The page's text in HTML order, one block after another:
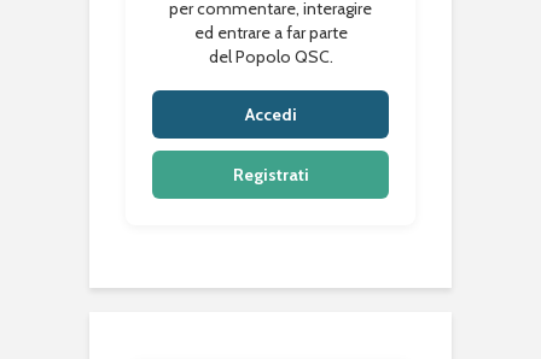
per commentare, interagire
ed entrare a far parte
del Popolo QSC.
Accedi
Registrati